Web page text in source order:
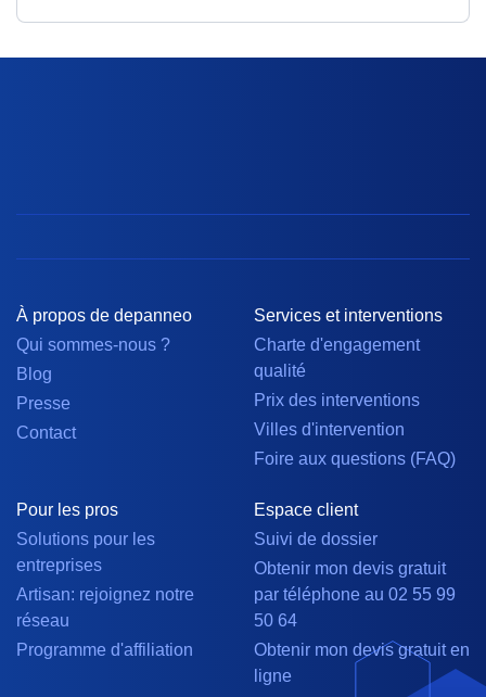
À propos de depanneo
Qui sommes-nous ?
Blog
Presse
Contact
Services et interventions
Charte d'engagement
qualité
Prix des interventions
Villes d'intervention
Foire aux questions (FAQ)
Pour les pros
Solutions pour les
entreprises
Artisan: rejoignez notre
réseau
Programme d'affiliation
Espace client
Suivi de dossier
Obtenir mon devis gratuit
par téléphone au 02 55 99
50 64
Obtenir mon devis gratuit en
ligne